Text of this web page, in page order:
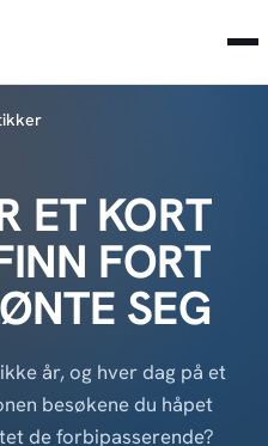
ET KORT
FORT
SEG
år, og hver dag på et
besøkene du håpet
de forbipasserende?